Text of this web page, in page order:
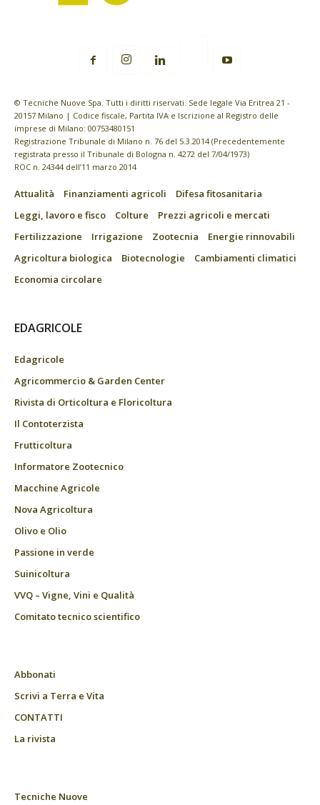
© Tecniche Nuove Spa. Tutti i diritti riservati. Sede legale Via Eritrea 21 -
20157 Milano | Codice fiscale, Partita IVA e Iscrizione al Registro delle
imprese di Milano: 00753480151
Registrazione Tribunale di Milano n. 76 del 5.3.2014 (Precedentemente
registrata presso il Tribunale di Bologna n. 4272 del 7/04/1973)
ROC n. 24344 dell’11 marzo 2014
Attualità Finanziamenti agricoli
Difesa fitosanitaria
Leggi, lavoro e fisco
Colture
Prezzi agricoli e mercati
Fertilizzazione
Irrigazione Zootecnia
Energie rinnovabili
Agricoltura biologica
Biotecnologie
Cambiamenti climatici
Economia circolare
EDAGRICOLE
Edagricole
Agricommercio & Garden Center
Rivista di Orticoltura e Floricoltura
Il Contoterzista
Frutticoltura
Informatore Zootecnico
Macchine Agricole
Nova Agricoltura
Olivo e Olio
Passione in verde
Suinicoltura
VVQ – Vigne, Vini e Qualità
Comitato tecnico scientifico
Abbonati
Scrivi a Terra e Vita
CONTATTI
La rivista
Tecniche Nuove